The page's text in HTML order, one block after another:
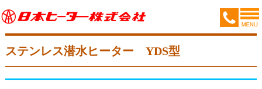
ステンレス潜水ヒーター YDS型